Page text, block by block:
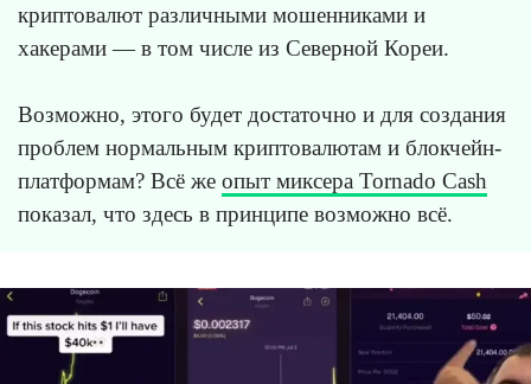
криптовалют различными мошенниками и
хакерами — в том числе из Северной Кореи.
Возможно, этого будет достаточно и для создания
проблем нормальным криптовалютам и блокчейн-
платформам? Всё же опыт миксера Tornado Cash
показал, что здесь в принципе возможно всё.